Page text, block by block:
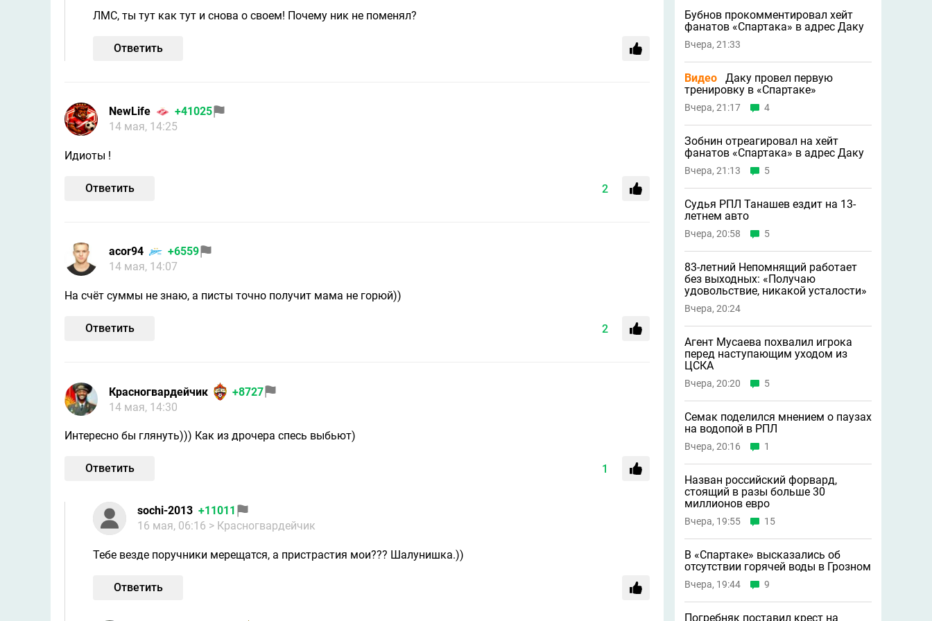
ЛМС, ты тут как тут и снова о своем! Почему ник не поменял?
Ответить
NewLife
+41025
14 мая, 14:25
Идиоты !
Ответить 2
acor94
+6559
14 мая, 14:07
На счёт суммы не знаю, а писты точно получит мама не горюй))
Ответить 2
Красногвардейчик
+8727
14 мая, 14:30
Интересно бы глянуть))) Как из дрочера спесь выбьют)
Ответить 1
sochi-2013 +11011
16 мая, 06:16 > Красногвардейчик
Тебе везде поручники мерещатся, а пристрастия мои??? Шалунишка.))
Ответить
Бубнов прокомментировал хейт
фанатов «Спартака» в адрес Даку
Вчера, 21:33
Видео
Даку провел первую
тренировку в «Спартаке»
Вчера, 21:17 4
Зобнин отреагировал на хейт
фанатов «Спартака» в адрес Даку
Вчера, 21:13 5
Судья РПЛ Танашев ездит на 13-
летнем авто
Вчера, 20:58 5
83-летний Непомнящий работает
без выходных: «Получаю
удовольствие, никакой усталости»
Вчера, 20:24
Агент Мусаева похвалил игрока
перед наступающим уходом из
ЦСКА
Вчера, 20:20 5
Семак поделился мнением о паузах
на водопой в РПЛ
Вчера, 20:16 1
Назван российский форвард,
стоящий в разы больше 30
миллионов евро
Вчера, 19:55 15
В «Спартаке» высказались об
отсутствии горячей воды в Грозном
Вчера, 19:44 9
Погребняк поставил крест на